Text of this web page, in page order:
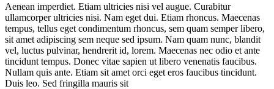
Aenean imperdiet. Etiam ultricies nisi vel augue. Curabitur
ullamcorper ultricies nisi. Nam eget dui. Etiam rhoncus. Maecenas
tempus, tellus eget condimentum rhoncus, sem quam semper libero,
sit amet adipiscing sem neque sed ipsum. Nam quam nunc, blandit
vel, luctus pulvinar, hendrerit id, lorem. Maecenas nec odio et ante
tincidunt tempus. Donec vitae sapien ut libero venenatis faucibus.
Nullam quis ante. Etiam sit amet orci eget eros faucibus tincidunt.
Duis leo. Sed fringilla mauris sit